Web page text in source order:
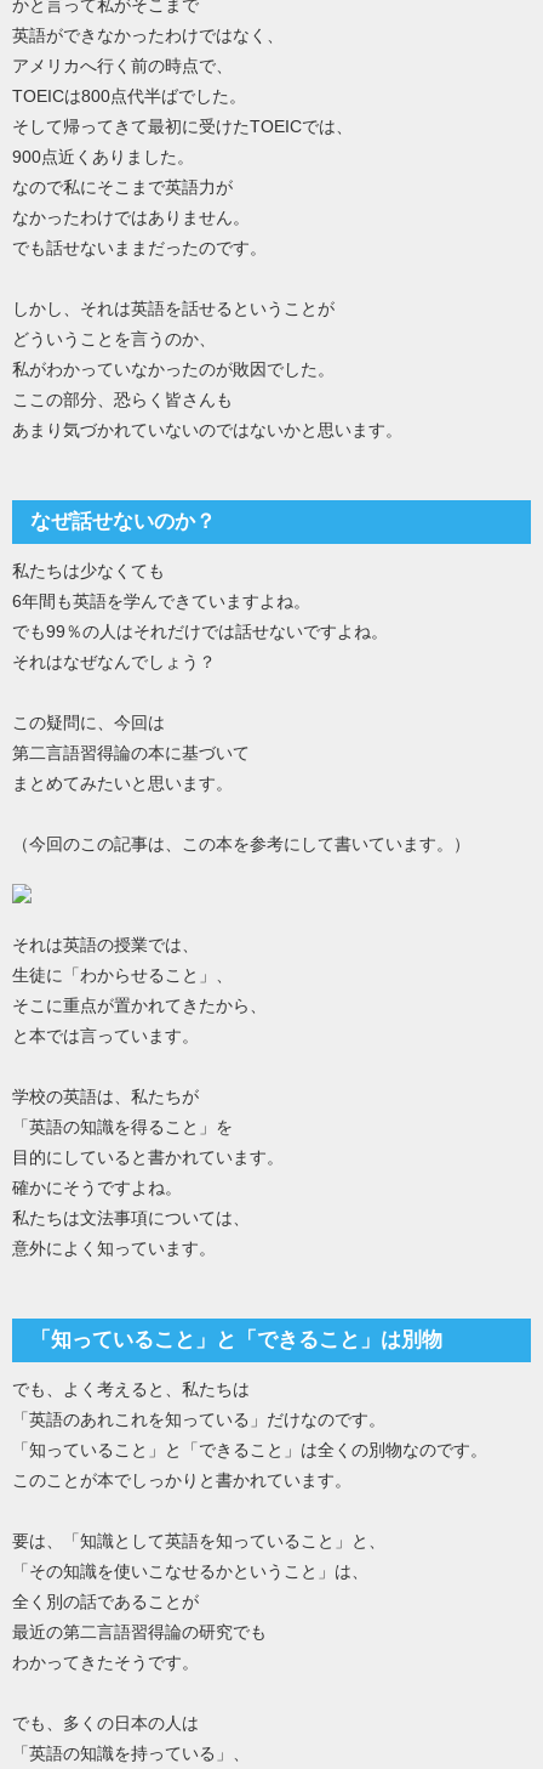
かと言って私がそこまで
英語ができなかったわけではなく、
アメリカへ行く前の時点で、
TOEICは800点代半ばでした。
そして帰ってきて最初に受けたTOEICでは、
900点近くありました。
なので私にそこまで英語力が
なかったわけではありません。
でも話せないままだったのです。
しかし、それは英語を話せるということが
どういうことを言うのか、
私がわかっていなかったのが敗因でした。
ここの部分、恐らく皆さんも
あまり気づかれていないのではないかと思います。
なぜ話せないのか？
私たちは少なくても
6年間も英語を学んできていますよね。
でも99％の人はそれだけでは話せないですよね。
それはなぜなんでしょう？
この疑問に、今回は
第二言語習得論の本に基づいて
まとめてみたいと思います。
（今回のこの記事は、この本を参考にして書いています。）
それは英語の授業では、
生徒に「わからせること」、
そこに重点が置かれてきたから、
と本では言っています。
学校の英語は、私たちが
「英語の知識を得ること」を
目的にしていると書かれています。
確かにそうですよね。
私たちは文法事項については、
意外によく知っています。
「知っていること」と「できること」は別物
でも、よく考えると、私たちは
「英語のあれこれを知っている」だけなのです。
「知っていること」と「できること」は全くの別物なのです。
このことが本でしっかりと書かれています。
要は、「知識として英語を知っていること」と、
「その知識を使いこなせるかということ」は、
全く別の話であることが
最近の第二言語習得論の研究でも
わかってきたそうです。
でも、多くの日本の人は
「英語の知識を持っている」、